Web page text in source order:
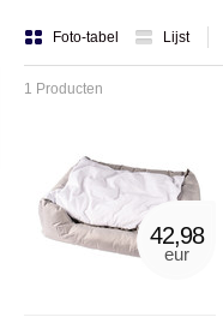
Foto-tabel Lijst
1 Producten
42,98
eur